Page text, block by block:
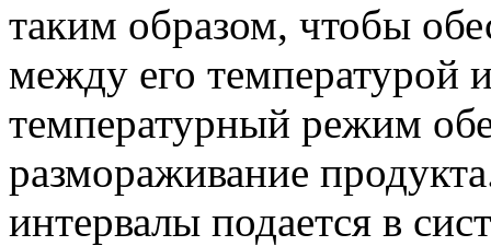
таким образом, чтобы
между его температурой
температурный режим
размораживание
интервалы подается в